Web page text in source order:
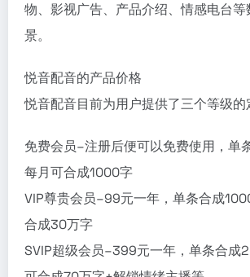
物、影视广告、产品介绍、情感电台等
景。
悦音配音的产品价格
悦音配音目前为用户提供了三个等级的
免费会员–注册后便可以免费使用，单
每月可合成1000字
VIP尊贵会员–99元一年，单条合成
合成30万字
SVIP超级会员–399元一年，单条合成